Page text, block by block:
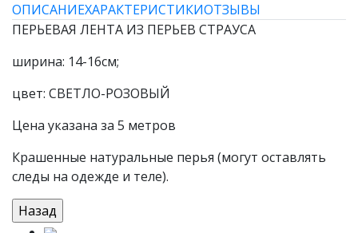
ОПИСАНИЕХАРАКТЕРИСТИКИОТЗЫВЫ
ПЕРЬЕВАЯ ЛЕНТА ИЗ ПЕРЬЕВ СТРАУСА
ширина: 14-16см;
цвет: СВЕТЛО-РОЗОВЫЙ
Цена указана за 5 метров
Крашенные натуральные перья (могут оставлять
следы на одежде и теле).